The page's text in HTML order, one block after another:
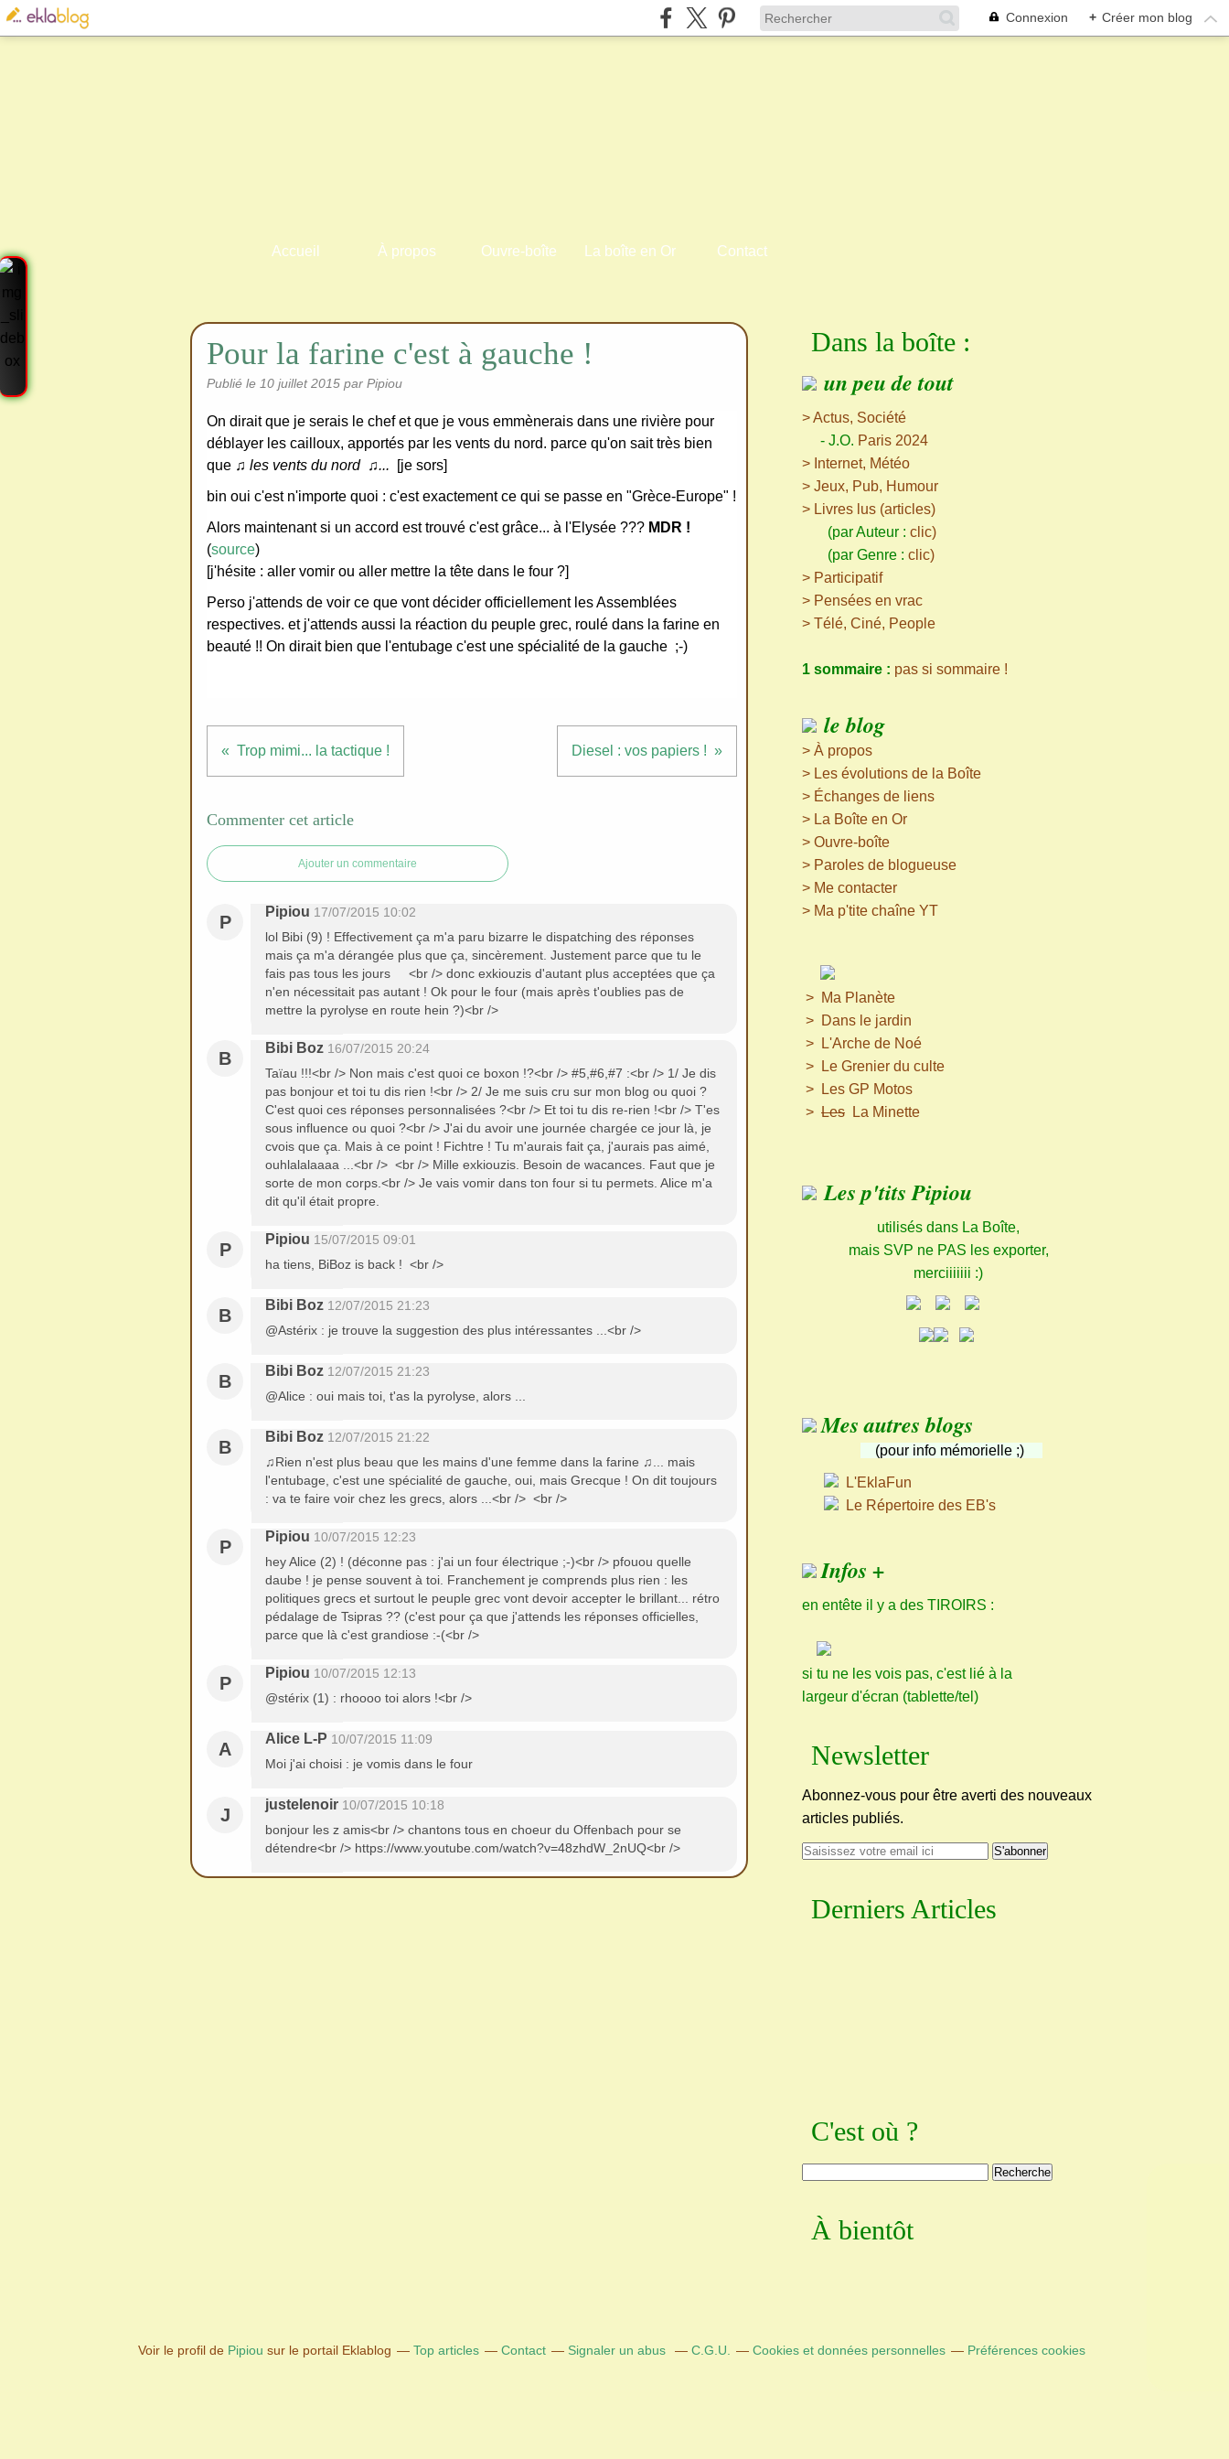
Connexion + Créer mon blog
Accueil À propos Ouvre-boîte La boîte en Or Contact
Pour la farine c'est à gauche !
Publié le 10 juillet 2015 par Pipiou
On dirait que je serais le chef et que je vous emmènerais dans une rivière pour
déblayer les cailloux, apportés par les vents du nord. parce qu'on sait très bien
que ♫ les vents du nord ♫... [je sors]
bin oui c'est n'importe quoi : c'est exactement ce qui se passe en "Grèce-Europe" !
Alors maintenant si un accord est trouvé c'est grâce... à l'Elysée ??? MDR !
(source)
[j'hésite : aller vomir ou aller mettre la tête dans le four ?]
Perso j'attends de voir ce que vont décider officiellement les Assemblées
respectives. et j'attends aussi la réaction du peuple grec, roulé dans la farine en
beauté !! On dirait bien que l'entubage c'est une spécialité de la gauche ;-)
Trop mimi... la tactique ! Diesel : vos papiers !
Commenter cet article
Ajouter un commentaire
P
Pipiou 17/07/2015 10:02
lol Bibi (9) ! Effectivement ça m'a paru bizarre le dispatching des réponses
mais ça m'a dérangée plus que ça, sincèrement. Justement parce que tu le
fais pas tous les jours <br /> donc exkiouzis d'autant plus acceptées que ça
n'en nécessitait pas autant ! Ok pour le four (mais après t'oublies pas de
mettre la pyrolyse en route hein ?)<br />
B
Bibi Boz 16/07/2015 20:24
Taïau !!!<br /> Non mais c'est quoi ce boxon !?<br /> #5,#6,#7 :<br /> 1/ Je dis
pas bonjour et toi tu dis rien !<br /> 2/ Je me suis cru sur mon blog ou quoi ?
C'est quoi ces réponses personnalisées ?<br /> Et toi tu dis re-rien !<br /> T'es
sous influence ou quoi ?<br /> J'ai du avoir une journée chargée ce jour là, je
cvois que ça. Mais à ce point ! Fichtre ! Tu m'aurais fait ça, j'aurais pas aimé,
ouhlalalaaaa ...<br /> <br /> Mille exkiouzis. Besoin de wacances. Faut que je
sorte de mon corps.<br /> Je vais vomir dans ton four si tu permets. Alice m'a
dit qu'il était propre.
P
Pipiou 15/07/2015 09:01
ha tiens, BiBoz is back ! <br />
B
Bibi Boz 12/07/2015 21:23
@Astérix : je trouve la suggestion des plus intéressantes ...<br />
B
Bibi Boz 12/07/2015 21:23
@Alice : oui mais toi, t'as la pyrolyse, alors ...
B
Bibi Boz 12/07/2015 21:22
♫Rien n'est plus beau que les mains d'une femme dans la farine ♫... mais
l'entubage, c'est une spécialité de gauche, oui, mais Grecque ! On dit toujours
: va te faire voir chez les grecs, alors ...<br /> <br />
P
Pipiou 10/07/2015 12:23
hey Alice (2) ! (déconne pas : j'ai un four électrique ;-)<br /> pfouou quelle
daube ! je pense souvent à toi. Franchement je comprends plus rien : les
politiques grecs et surtout le peuple grec vont devoir accepter le brillant... rétro
pédalage de Tsipras ?? (c'est pour ça que j'attends les réponses officielles,
parce que là c'est grandiose :-(<br />
P
Pipiou 10/07/2015 12:13
@stérix (1) : rhoooo toi alors !<br />
A
Alice L-P 10/07/2015 11:09
Moi j'ai choisi : je vomis dans le four
J
justelenoir 10/07/2015 10:18
bonjour les z amis<br /> chantons tous en choeur du Offenbach pour se
détendre<br /> https://www.youtube.com/watch?v=48zhdW_2nUQ<br />
Dans la boîte :
un peu de tout
> Actus, Société
- J.O. Paris 2024
> Internet, Météo
> Jeux, Pub, Humour
> Livres lus (articles)
(par Auteur : clic)
(par Genre : clic)
> Participatif
> Pensées en vrac
> Télé, Ciné, People
1 sommaire : pas si sommaire !
le blog
> À propos
> Les évolutions de la Boîte
> Échanges de liens
> La Boîte en Or
> Ouvre-boîte
> Paroles de blogueuse
> Me contacter
> Ma p'tite chaîne YT
> Ma Planète
> Dans le jardin
>
L'Arche de Noé
>
Le Grenier du culte
>
Les GP Motos
> Les La Minette
Les p'tits Pipiou
utilisés dans La Boîte,
mais SVP ne PAS les exporter,
merciiiiiii :)
Mes autres blogs
(pour info mémorielle ;)
L'EklaFun
Le Répertoire des EB's
Infos +
en entête il y a des TIROIRS :
si tu ne les vois pas, c'est lié à la
largeur d'écran (tablette/tel)
Newsletter
Abonnez-vous pour être averti des nouveaux
articles publiés.
Derniers Articles
C'est où ?
À bientôt
Voir le profil de Pipiou sur le portail Eklablog Top articles Contact Signaler un abus C.G.U. Cookies et données personnelles Préférences cookies